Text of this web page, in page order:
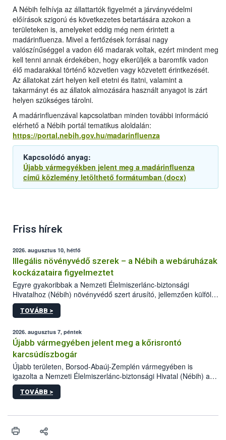
A Nébih felhívja az állattartók figyelmét a járványvédelmi
előírások szigorú és következetes betartására azokon a
területeken is, amelyeket eddig még nem érintett a
madárinfluenza. Mivel a fertőzések forrásai nagy
valószínűséggel a vadon élő madarak voltak, ezért mindent meg
kell tenni annak érdekében, hogy elkerüljék a baromfik vadon
élő madarakkal történő közvetlen vagy közvetett érintkezését.
Az állatokat zárt helyen kell etetni és itatni, valamint a
takarmányt és az állatok almozására használt anyagot is zárt
helyen szükséges tárolni.
A madárinfluenzával kapcsolatban minden további információ
elérhető a Nébih portál tematikus aloldalán:
https://portal.nebih.gov.hu/madarinfluenza
Kapcsolódó anyag:
Újabb vármegyékben jelent meg a madárinfluenza
című közlemény letölthető formátumban (docx)
Friss hírek
2026. augusztus 10, hétfő
Illegális növényvédő szerek – a Nébih a webáruházak
kockázataira figyelmeztet
Egyre gyakoribbak a Nemzeti Élelmiszerlánc-biztonsági
Hivatalhoz (Nébih) növényvédő szert árusító, jellemzően külföldi
honlapok kapcsán érkező bejelentések. Emellett az ilyen
termékeket kínáló kéretlen online reklámok mennyisége is
összegyűjtötte az illegális növényvédő szerek kapcsán
előforduló árulkodó jeleket, valamint a webáruházakból való
vásárlás kockázatait.
TOVÁBB >
2026. augusztus 7, péntek
Újabb vármegyében jelent meg a kőrisrontó
karcsúdíszbogár
Újabb területen, Borsod-Abaúj-Zemplén vármegyében is
igazolta a Nemzeti Élelmiszerlánc-biztonsági Hivatal (Nébih) a
kőrisrontó karcsúdíszbogár (Agrilus planipennis) jelenlétét. A
kártevőt nem csak színcsapdában találták meg, de már fertőzött
az intenzív felderítést, emellett az intézkedéseket a szlovák
TOVÁBB >